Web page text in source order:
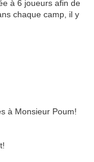
à 6 joueurs afin de
chaque camp, il y
à Monsieur Poum!